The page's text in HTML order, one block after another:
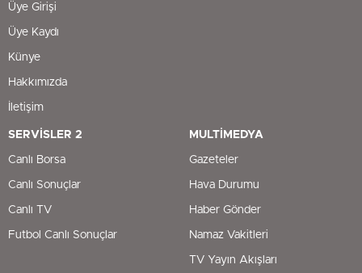
Üye Girişi
Üye Kaydı
Künye
Hakkımızda
İletişim
SERVİSLER 2
Canlı Borsa
Canlı Sonuçlar
Canlı TV
Futbol Canlı Sonuçlar
MULTİMEDYA
Gazeteler
Hava Durumu
Haber Gönder
Namaz Vakitleri
TV Yayın Akışları